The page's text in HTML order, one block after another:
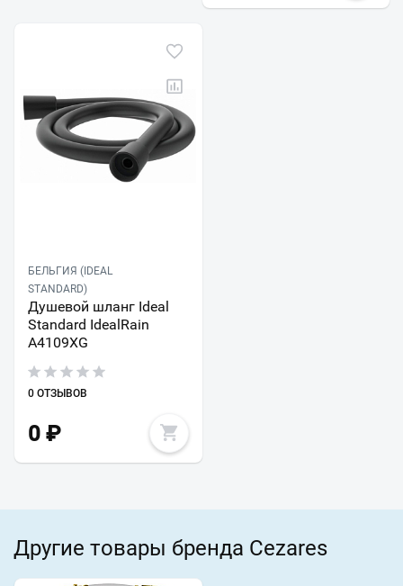
БЕЛЬГИЯ (IDEAL
STANDARD)
Душевой шланг Ideal
Standard IdealRain
A4109XG
0 ОТЗЫВОВ
0 ₽
Другие товары бренда Cezares